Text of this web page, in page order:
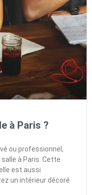
à Paris ?
ou professionnel,
à Paris. Cette
est aussi
un intérieur décoré